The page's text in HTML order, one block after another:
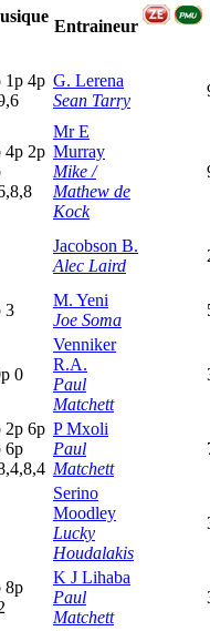
Entraineur
1p 4p G. Lerena
Sean Tarry
4p 2p
Mr E
Murray
Mike /
Mathew de
Kock
Jacobson B.
Alec Laird
3
M. Yeni
Joe Soma
0
Venniker
R.A.
Paul
Matchett
2p 6p
6p
P Mxoli
Paul
Matchett
Serino
Moodley
Lucky
Houdalakis
8p
K J Lihaba
Paul
Matchett